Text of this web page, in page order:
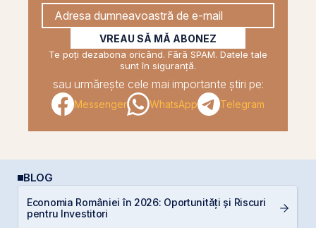
VREAU SĂ MĂ ABONEZ
Te poți dezabona oricând. Fără SPAM. Datele tale
sunt în siguranță.
sau urmărește cele mai importante știri pe:
Messenger WhatsApp Telegram
BLOG
Economia României în 2026: Oportunități și Riscuri
pentru Investitori